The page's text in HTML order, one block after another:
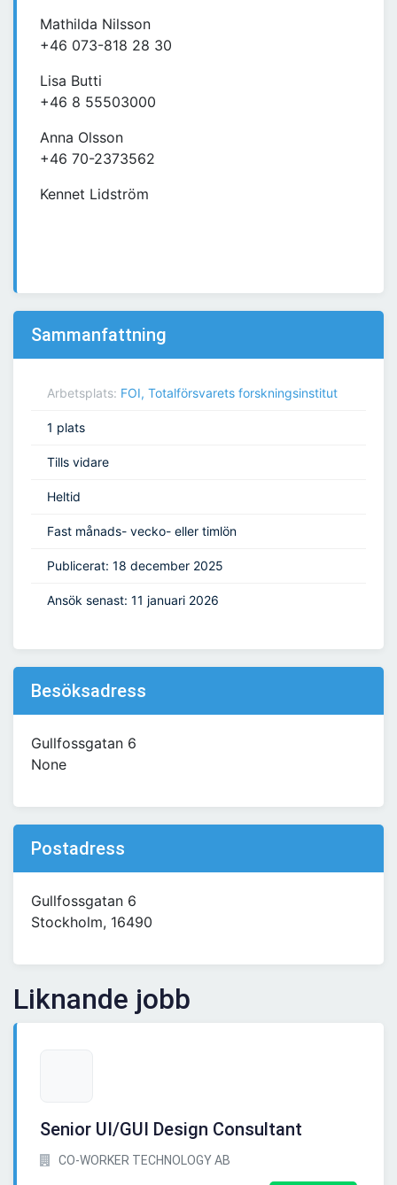
Mathilda Nilsson
+46 073-818 28 30
Lisa Butti
+46 8 55503000
Anna Olsson
+46 70-2373562
Kennet Lidström
Sammanfattning
Arbetsplats: FOI, Totalförsvarets forskningsinstitut
1 plats
Tills vidare
Heltid
Fast månads- vecko- eller timlön
Publicerat: 18 december 2025
Ansök senast: 11 januari 2026
Besöksadress
Gullfossgatan 6
None
Postadress
Gullfossgatan 6
Stockholm, 16490
Liknande jobb
Senior UI/GUI Design Consultant
CO-WORKER TECHNOLOGY AB